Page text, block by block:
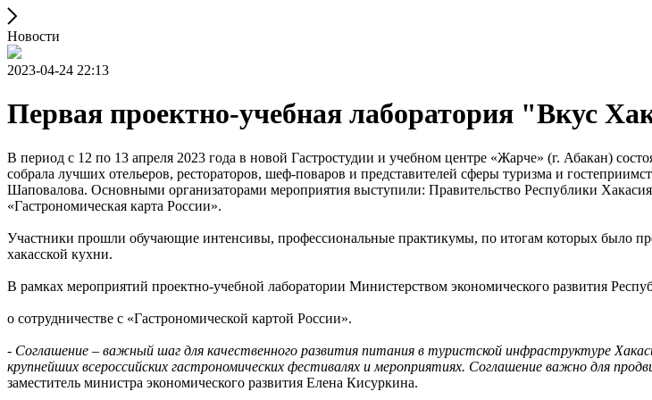
Новости
2023-04-24 22:13
Первая проектно-учебная лаборатория "Вкус
В период с 12 по 13 апреля 2023 года в новой Гастростудии и учебном центре «Жарче» (г. Абакан)
собрала лучших отельеров, рестораторов, шеф-поваров и представителей сферы туризма и
Шаповалова. Основными организаторами мероприятия выступили: Правительство Республики
«Гастрономическая карта России».
Участники прошли обучающие интенсивы, профессиональные практикумы, по итогам которых было
хакасской кухни.
В рамках мероприятий проектно-учебной лаборатории Министерством экономического развития
о сотрудничестве с «Гастрономической картой России».
- Соглашение – важный шаг для качественного развития питания в туристской инфраструктуре
крупнейших всероссийских гастрономических фестивалях и мероприятиях. Соглашение важно для
заместитель министра экономического развития Елена Кисуркина.